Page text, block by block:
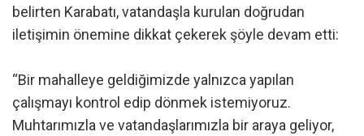
belirten Karabatı, vatandaşla kurulan doğrudan
iletişimin önemine dikkat çekerek şöyle devam etti:
“Bir mahalleye geldiğimizde yalnızca yapılan
çalışmayı kontrol edip dönmek istemiyoruz.
Muhtarımızla ve vatandaşlarımızla bir araya geliyor,